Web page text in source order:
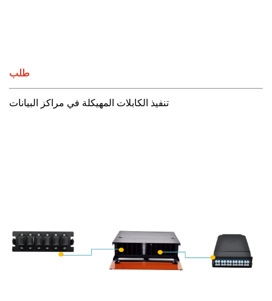
طلب
تنفيذ الكابلات المهيكلة في مراكز البيانات